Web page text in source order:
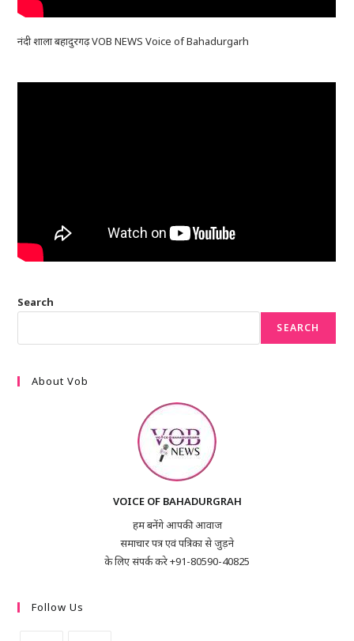
नंदी शाला बहादुरगढ़ VOB NEWS Voice of Bahadurgarh
Search
SEARCH
About Vob
VOICE OF BAHADURGRAH
हम बनेंगे आपकी आवाज
समाचार पत्र एवं पत्रिका से जुड़ने
के लिए संपर्क करे +91-80590-40825
Follow Us